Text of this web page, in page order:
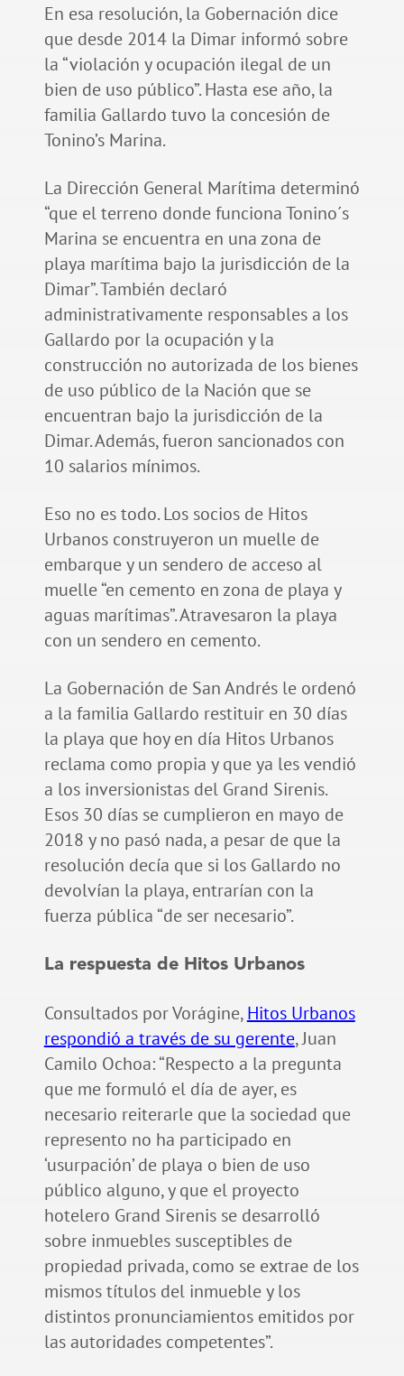
En esa resolución, la Gobernación dice
que desde 2014 la Dimar informó sobre
la “violación y ocupación ilegal de un
bien de uso público”. Hasta ese año, la
familia Gallardo tuvo la concesión de
Tonino’s Marina.
La Dirección General Marítima determinó
“que el terreno donde funciona Tonino´s
Marina se encuentra en una zona de
playa marítima bajo la jurisdicción de la
Dimar”. También declaró
administrativamente responsables a los
Gallardo por la ocupación y la
construcción no autorizada de los bienes
de uso público de la Nación que se
encuentran bajo la jurisdicción de la
Dimar. Además, fueron sancionados con
10 salarios mínimos.
Eso no es todo. Los socios de Hitos
Urbanos construyeron un muelle de
embarque y un sendero de acceso al
muelle “en cemento en zona de playa y
aguas marítimas”. Atravesaron la playa
con un sendero en cemento.
La Gobernación de San Andrés le ordenó
a la familia Gallardo restituir en 30 días
la playa que hoy en día Hitos Urbanos
reclama como propia y que ya les vendió
a los inversionistas del Grand Sirenis.
Esos 30 días se cumplieron en mayo de
2018 y no pasó nada, a pesar de que la
resolución decía que si los Gallardo no
devolvían la playa, entrarían con la
fuerza pública “de ser necesario”.
La respuesta de Hitos Urbanos
Consultados por Vorágine,Hitos Urbanos
respondió a través de su gerente, Juan
Camilo Ochoa: “Respecto a la pregunta
que me formuló el día de ayer, es
necesario reiterarle que la sociedad que
represento no ha participado en
‘usurpación’ de playa o bien de uso
público alguno, y que el proyecto
hotelero Grand Sirenis se desarrolló
sobre inmuebles susceptibles de
propiedad privada, como se extrae de los
mismos títulos del inmueble y los
distintos pronunciamientos emitidos por
las autoridades competentes”.